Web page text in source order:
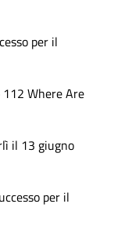
per il
Where Are
il 13 giugno
per il